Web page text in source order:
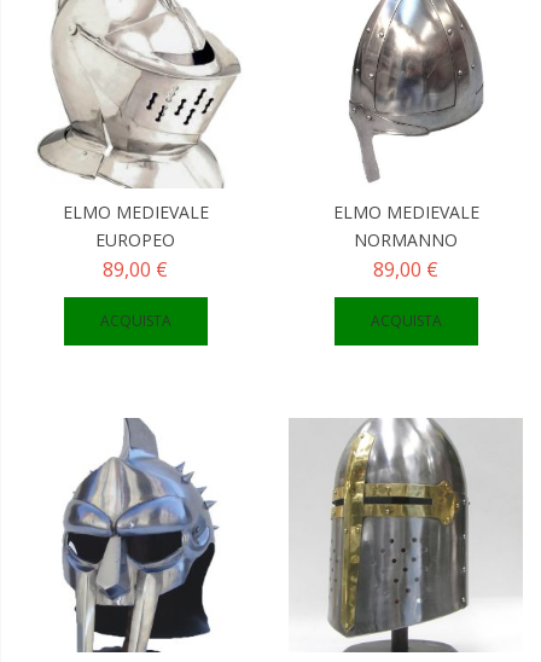
ELMO MEDIEVALE
EUROPEO
89,00 €
ACQUISTA
ELMO MEDIEVALE
NORMANNO
89,00 €
ACQUISTA